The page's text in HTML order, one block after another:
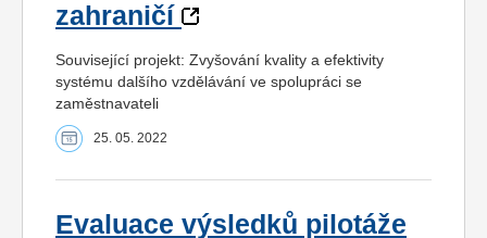
zahraničí
Související projekt: Zvyšování kvality a efektivity
systému dalšího vzdělávání ve spolupráci se
zaměstnavateli
25. 05. 2022
Evaluace výsledků pilotáže